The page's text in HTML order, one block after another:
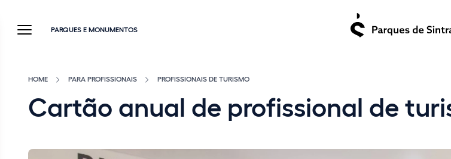
PARQUES E MONUMENTOS
HOME PARA PROFISSIONAIS PROFISSIONAIS DE TURISMO
Cartão anual de profissional de